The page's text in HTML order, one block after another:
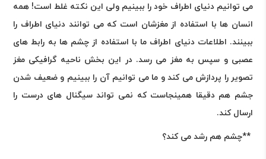
می توانیم دنیای اطراف خود را ببینیم ولی این نکته غلط است! همه
انسان ها با استفاده از مغزشان است که می توانند دنیای اطراف را
ببینند. اطلاعات دنیای اطراف ما با استفاده از چشم ها به رابط های
عصبی و سپس به مغز می رسد. در این بخش ناحیه گرافیکی مغز
تصویر را پردازش می کند و ما می توانیم آن را ببینیم و ضعیف شدن
جشم هم دقیقا همینجاست که نمی تواند سیگنال های درست را
ارسال کند.
**چشم هم رشد می کند؟